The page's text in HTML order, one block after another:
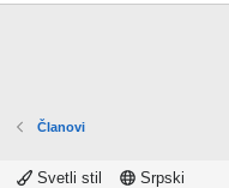
Članovi
Svetli stil
Srpski